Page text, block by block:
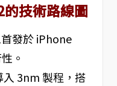
的技術路線圖
發於 iPhone
。
入 3nm 製程，搭